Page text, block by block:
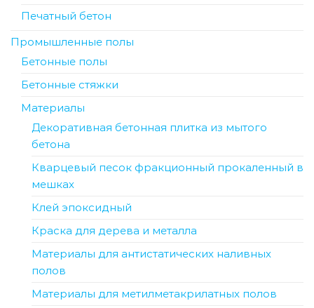
Печатный бетон
Промышленные полы
Бетонные полы
Бетонные стяжки
Материалы
Декоративная бетонная плитка из мытого
бетона
Кварцевый песок фракционный прокаленный в
мешках
Клей эпоксидный
Краска для дерева и металла
Материалы для антистатических наливных
полов
Материалы для метилметакрилатных полов